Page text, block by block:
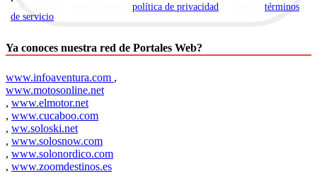
política de privacidad
términos
de servicio
Ya conoces nuestra red de Portales Web?
www.infoaventura.com ,
www.motosonline.net
, www.elmotor.net
, www.cucaboo.com
, ww.soloski.net
, www.solosnow.com
, www.solonordico.com
, www.zoomdestinos.es